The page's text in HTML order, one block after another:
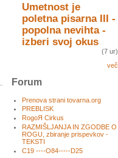
Umetnost je
poletna pisarna III -
popolna nevihta -
izberi svoj okus
(7 ur)
več
Forum
Prenova strani tovarna.org
PREBLISK
RogoЯ Cirkus
RAZMIŠLJANJA IN ZGODBE O
ROGU, zbiranje prispevkov -
TEKSTI
C19 ----O84-----D25